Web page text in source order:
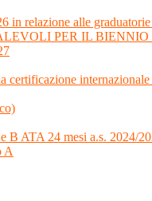
in relazione alle
PER IL BIENNIO
certificazione
ATA 24 mesi a.s. 2024/
A